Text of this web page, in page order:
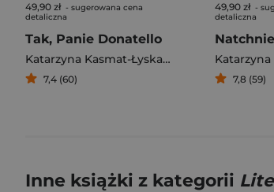
49,90 zł - sugerowana cena
detaliczna
Tak, Panie Donatello
Katarzyna Kasmat-Łyskaniuk
7,4 (60)
49,90 zł -
detaliczna
7,8 (59)
Inne książki z kategorii